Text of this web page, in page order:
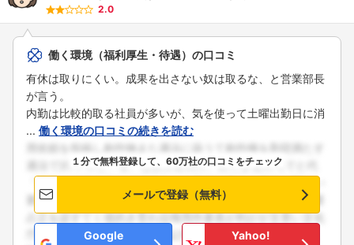
2.0
働く環境（福利厚生・待遇）の口コミ
有休は取りにくい。成果を出さない奴は取るな、と営業部長
が言う。
内勤は比較的取る社員が多いが、気を使って土曜出勤日に消
... 働く環境の口コミの続きを読む
１分で無料登録して、60万社の口コミをチェック
メールで登録（無料）
Google
Yahoo!